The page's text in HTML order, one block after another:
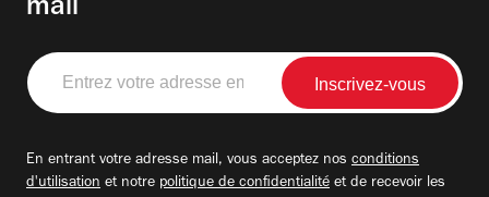
mail
Entrez
votre
adresse
En entrant votre adresse mail, vous acceptez nos conditions
d'utilisation et notre politique de confidentialité et de recevoir les